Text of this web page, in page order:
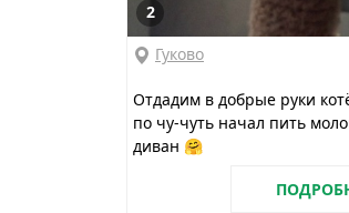
2
Гуково
Отдадим в добрые руки
по чу-чуть начал пить
диван 🤗